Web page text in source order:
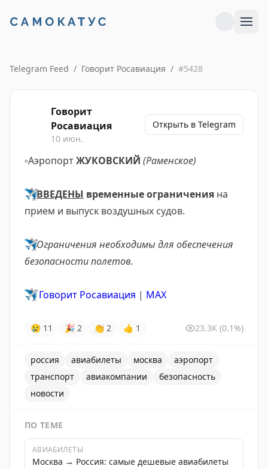
Telegram Feed / Говорит Росавиация / #5428
Говорит
Росавиация
10 июн.
Открыть в Telegram
▫️АэропортЖУКОВСКИЙ (Раменское)
✈️ВВЕДЕНЫ временные ограничения на
прием и выпуск воздушных судов.
✈️Ограничения необходимы для обеспечения
безопасности полетов.
✈️ Говорит Росавиация | MАХ
😢 11 🎉 2 👏 2 👍 1 23.3K (0.1%)
россия авиабилеты москва
аэропорт
транспорт
авиакомпании
безопасность
новости
ПО ТЕМЕ
АВИАБИЛЕТЫ
Москва → Россия: самые дешевые авиабилеты